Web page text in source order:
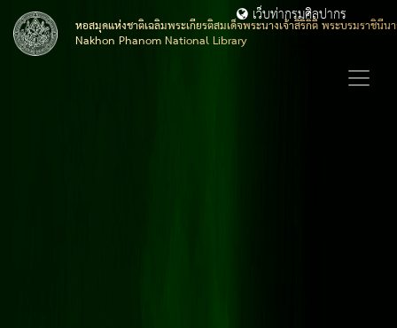
หอสมุดแห่งชาติเฉลิมพระเกียรติสมเด็จพระนางเจ้าสิริกิติ์ พระบรมราชินี
Nakhon Phanom National Library
เว็บท่ากรมศิลปากร